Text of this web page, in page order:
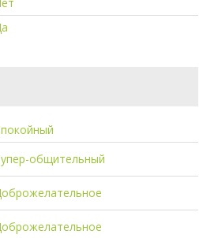
общительный